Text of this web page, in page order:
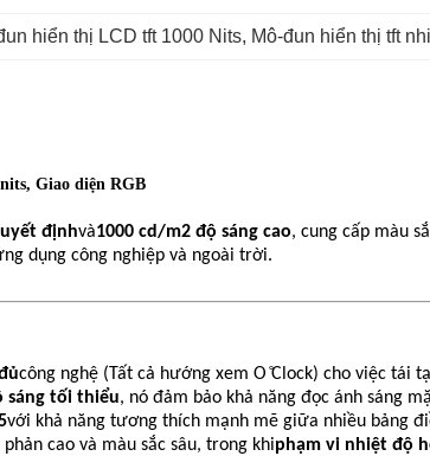
hiển thị LCD tft 1000 Nits, Mô-đun hiển thị tft
Giao diện RGB
địnhvà1000 cd/m2 độ sáng cao, cung cấp màu
dụng công nghiệp và ngoài trời.
công nghệ (Tất cả hướng xem O ̊Clock) cho việc tái
sáng tối thiểu, nó đảm bảo khả năng đọc ánh sáng
với khả năng tương thích mạnh mẽ giữa nhiều bảng
cao và màu sắc sâu, trong khiphạm vi nhiệt độ